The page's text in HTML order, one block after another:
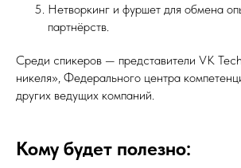
Нетворкинг и фуршет для обмена
партнёрств.
Среди спикеров — представители VK
никеля», Федерального центра
других ведущих компаний.
Кому будет полезно: